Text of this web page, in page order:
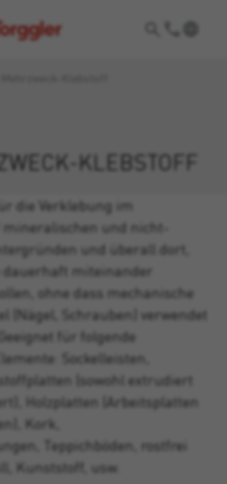
KLEBSTOFF
die Verklebung im
mineralischen und nicht-
und überall dort,
dauerhaft miteinander
ohne dass mechanische
(Nägel, Schrauben) verwendet
für folgende
Sockelleisten,
(sowohl extrudiert
Holzplatten (Arbeitsplatten
Kork,
Teppichböden, rostfrei
Kunststoff, usw.